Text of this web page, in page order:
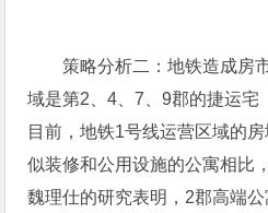
策略分析二：地铁造成房
域是第2、4、7、9郡的捷运宅
目前，地铁1号线运营区域的
似装修和公用设施的公寓相比
魏理仕的研究表明，2郡高端